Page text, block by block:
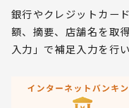
銀行やクレジットカー
額、摘要、店舗名を取
入力」で補足入力を行